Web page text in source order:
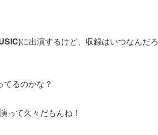
に出演するけど、収録はいつなんだろ
るのかな？
って久々だもんね！